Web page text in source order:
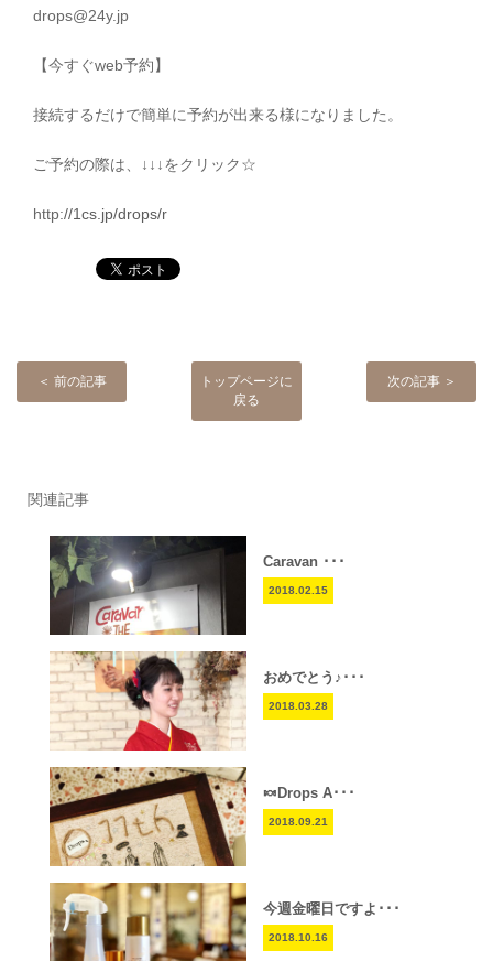
drops@24y.jp
【今すぐweb予約】
接続するだけで簡単に予約が出来る様になりました。
ご予約の際は、↓↓↓をクリック☆
http://1cs.jp/drops/r
＜ 前の記事
トップページに
戻る
次の記事 ＞
関連記事
Caravan ･･･
2018.02.15
おめでとう♪･･･
2018.03.28
🍬Drops A･･･
2018.09.21
今週金曜日ですよ･･･
2018.10.16